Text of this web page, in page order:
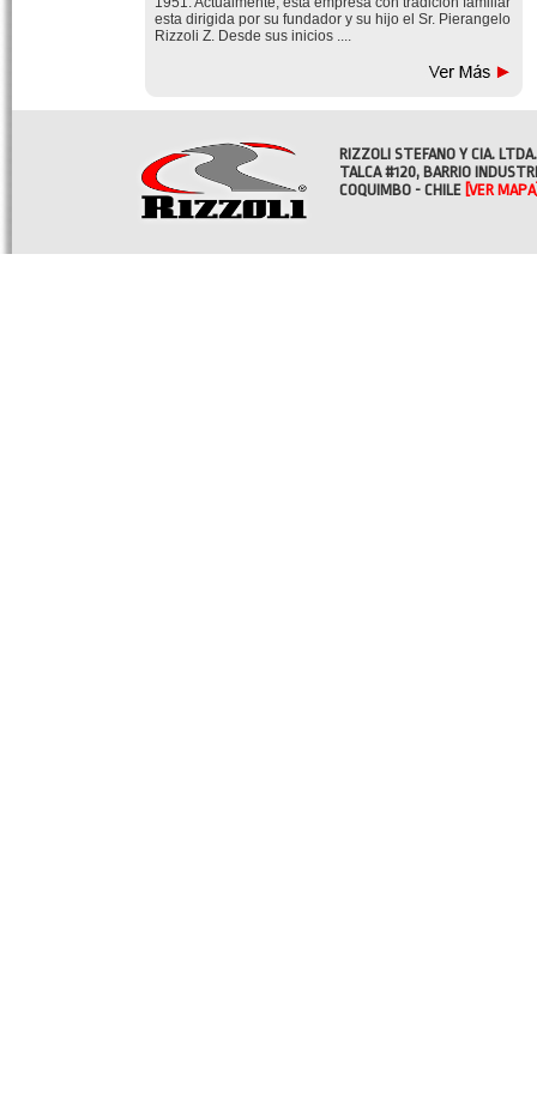
esta dirigida por su fundador y su hijo el Sr. Pierangelo
Rizzoli Z. Desde sus inicios ....
RIZZOLI STEFANO Y CIA. LTDA.
TALCA #120, BARRIO
COQUIMBO - CHILE [VER